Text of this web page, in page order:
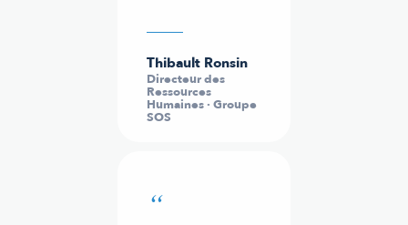
Thibault Ronsin
Directeur des
Ressources
Humaines · Groupe
SOS
“